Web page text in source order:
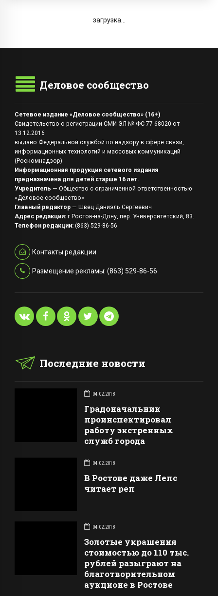
загрузка...
Деловое сообщество
Сетевое издание «Деловое сообщество» (16+)
Свидетельство о регистрации СМИ ЭЛ № ФС 77-68020 от
13.12.2016
выдано Федеральной службой по надзору в сфере связи,
информационных технологий и массовых коммуникаций
(Роскомнадзор)
Информационная продукция сетевого издания
предназначена для детей старше 16 лет.
Учредитель — Общество с ограниченной ответственностью
«Деловое сообщество»
Главный редактор — Швец Даниэль Сергеевич
Адрес редакции: г.Ростов-на-Дону, пер. Университетский, 83.
Телефон редакции: (863) 529-86-56
Контакты редакции
Размещение рекламы: (863) 529-86-56
Последние новости
04.02.2018
Градоначальник
проинспектировал
работу экстренных
служб города
04.02.2018
В Ростове даже Лепс
читает реп
04.02.2018
Золотые украшения
стоимостью до 110 тыс.
рублей разыграют на
благотворительном
аукционе в Ростове